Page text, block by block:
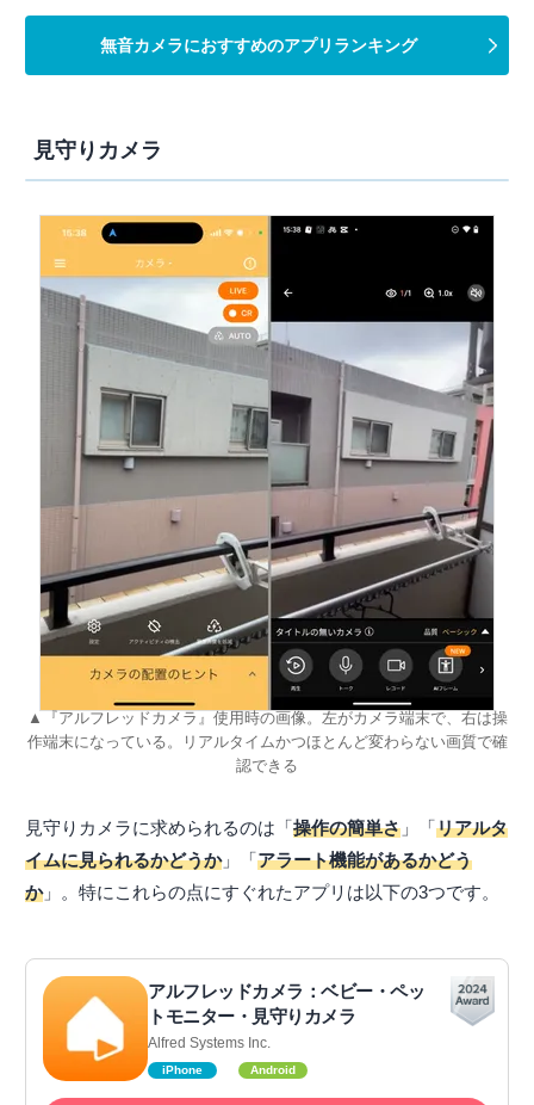
無音カメラにおすすめのアプリランキング
見守りカメラ
▲『アルフレッドカメラ』使用時の画像。左がカメラ端末で、右は操
作端末になっている。リアルタイムかつほとんど変わらない画質で確
認できる
見守りカメラに求められるのは「操作の簡単さ 」「リアルタ
イムに見られるかどうか」「アラート機能があるかどう
か」。特にこれらの点にすぐれたアプリは以下の3つです。
アルフレッドカメラ：ベビー・ペッ
トモニター・見守りカメラ
Alfred Systems Inc.
iPhone Android